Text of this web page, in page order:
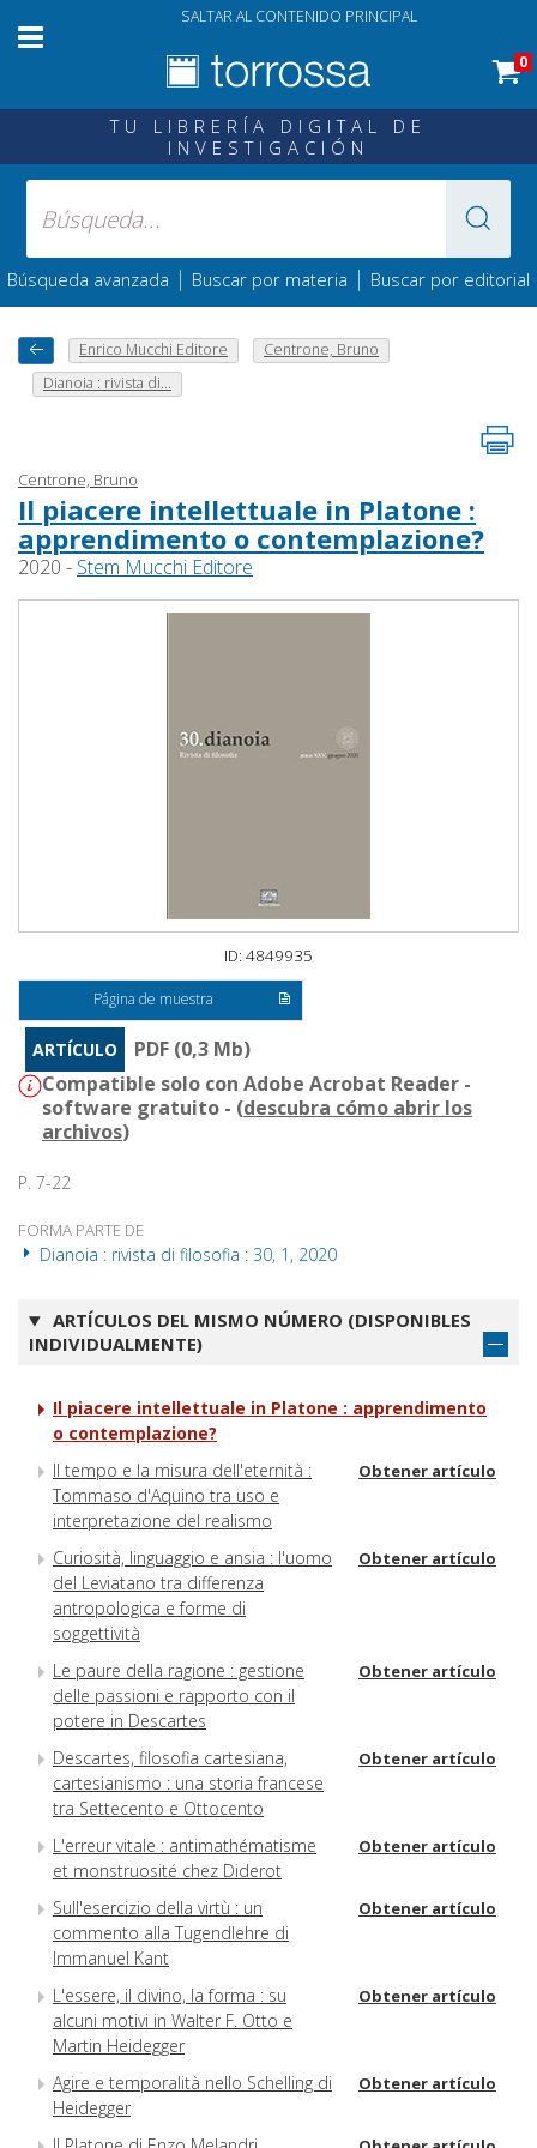
SALTAR AL CONTENIDO PRINCIPAL
0
TU LIBRERÍA DIGITAL DE
INVESTIGACIÓN
Búsqueda avanzada | Buscar por materia | Buscar por editorial
Enrico Mucchi Editore
Centrone, Bruno
Dianoia : rivista di...
Centrone, Bruno
Il piacere intellettuale in Platone :
apprendimento o contemplazione?
2020 - Stem Mucchi Editore
ID: 4849935
Página de muestra
ARTÍCULO
PDF (0,3 Mb)
Compatible solo con Adobe Acrobat Reader -
software gratuito - (descubra cómo abrir los
archivos)
P. 7-22
FORMA PARTE DE
Dianoia : rivista di filosofia : 30, 1, 2020
ARTÍCULOS DEL MISMO NÚMERO (DISPONIBLES
INDIVIDUALMENTE)
Il piacere intellettuale in Platone : apprendimento
o contemplazione?
Il tempo e la misura dell'eternità :
Tommaso d'Aquino tra uso e
interpretazione del realismo
Obtener artículo
Curiosità, linguaggio e ansia : l'uomo
del Leviatano tra differenza
antropologica e forme di
soggettività
Obtener artículo
Le paure della ragione : gestione
delle passioni e rapporto con il
potere in Descartes
Obtener artículo
Descartes, filosofia cartesiana,
cartesianismo : una storia francese
tra Settecento e Ottocento
Obtener artículo
L'erreur vitale : antimathématisme
et monstruosité chez Diderot
Obtener artículo
Sull'esercizio della virtù : un
commento alla Tugendlehre di
Immanuel Kant
Obtener artículo
L'essere, il divino, la forma : su
alcuni motivi in Walter F. Otto e
Martin Heidegger
Obtener artículo
Agire e temporalità nello Schelling di
Heidegger
Obtener artículo